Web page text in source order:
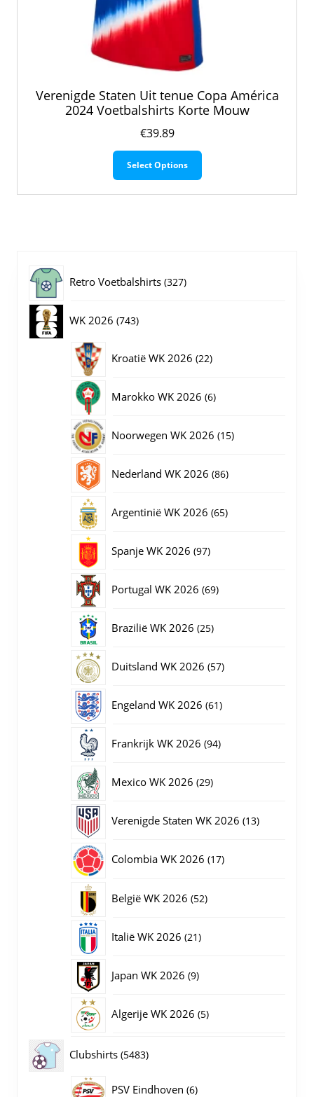
Verenigde Staten Uit tenue Copa América
2024 Voetbalshirts Korte Mouw
€39.89
Select Options
Dit
Retro Voetbalshirts 327327
WK 2026 743743
Kroatië WK 2026 2222
Marokko WK 2026 66
Noorwegen WK 2026 1515
Nederland WK 2026 8686
Argentinië WK 2026 6565
Spanje WK 2026 9797
Portugal WK 2026 6969
Brazilië WK 2026 2525
Duitsland WK 2026 5757
Engeland WK 2026 6161
Frankrijk WK 2026 9494
Mexico WK 2026 2929
Verenigde Staten WK 2026 1313
Colombia WK 2026 1717
België WK 2026 5252
Italië WK 2026 2121
Japan WK 2026 99
Algerije WK 2026 55
Clubshirts 54835483
producten
PSV Eindhoven 66